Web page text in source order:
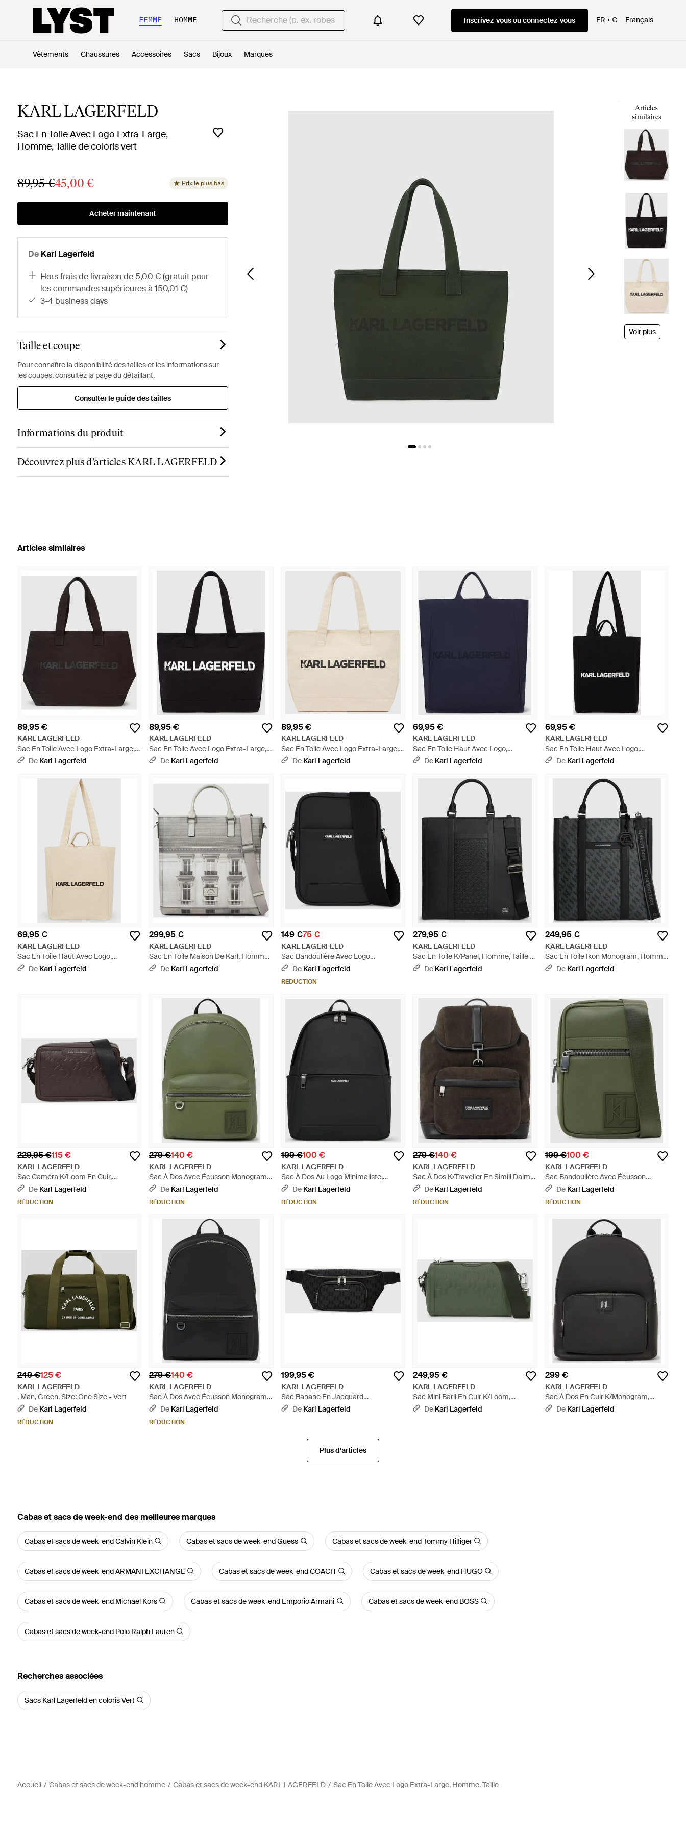
FEMME HOMME Inscrivez-vous ou connectez-vous FR € Français
Vêtements Chaussures Accessoires Sacs Bijoux Marques
KARL LAGERFELD
Sac En Toile Avec Logo Extra-Large,
Homme, Taille de coloris vert
89,95 €45,00 € Prix le plus bas
Acheter maintenant
De Karl Lagerfeld
hors frais de livraison de 5,00 € (gratuit pour
les commandes supérieures à 150,01 €)
3-4 business days
Taille et coupe
Pour connaître la disponibilité des tailles et les informations sur
les coupes, consultez la page du détaillant.
Consulter le guide des tailles
Informations du produit
Découvrez plus d’articles KARL LAGERFELD
Articles
similaires
Voir plus
Articles similaires
89,95 €
KARL LAGERFELD
Sac En Toile Avec Logo Extra-Large,
Homme, Taille - Noir
De Karl Lagerfeld
89,95 €
KARL LAGERFELD
Sac En Toile Avec Logo Extra-Large,
Homme, Taille - Noir
De Karl Lagerfeld
89,95 €
KARL LAGERFELD
Sac En Toile Avec Logo Extra-Large,
Homme, Taille - Blanc
De Karl Lagerfeld
69,95 €
KARL LAGERFELD
Sac En Toile Haut Avec Logo,
Homme, Taille - Bleu
De Karl Lagerfeld
69,95 €
KARL LAGERFELD
Sac En Toile Haut Avec Logo,
Homme, Taille - Noir
De Karl Lagerfeld
69,95 €
KARL LAGERFELD
Sac En Toile Haut Avec Logo,
Homme, Taille - Neutre
De Karl Lagerfeld
299,95 €
KARL LAGERFELD
Sac En Toile Maison De Karl, Homme,
Taille - Gris
De Karl Lagerfeld
149 €75 €
KARL LAGERFELD
Sac Bandoulière Avec Logo
Minimaliste, Homme, Taille - Noir
De Karl Lagerfeld
RÉDUCTION
279,95 €
KARL LAGERFELD
Sac En Toile K/Panel, Homme, Taille -
NoirDe Karl Lagerfeld
249,95 €
KARL LAGERFELD
Sac En Toile Ikon Monogram, Homme,
Taille - Noir
De Karl Lagerfeld
229,95 €115 €
KARL LAGERFELD
Sac Caméra K/Loom En Cuir,
Homme, Taille - Noir
De Karl Lagerfeld
RÉDUCTION
279 €140 €
KARL LAGERFELD
Sac À Dos Avec Écusson Monogram,
Homme, Taille - Vert
De Karl Lagerfeld
RÉDUCTION
199 €100 €
KARL LAGERFELD
Sac À Dos Au Logo Minimaliste,
Homme, Taille - Noir
De Karl Lagerfeld
RÉDUCTION
279 €140 €
KARL LAGERFELD
Sac À Dos K/Traveller En Simili Daim,
Homme, Taille - Noir
De Karl Lagerfeld
RÉDUCTION
199 €100 €
KARL LAGERFELD
Sac Bandoulière Avec Écusson
Monogram, Homme, Taille - Vert
De Karl Lagerfeld
RÉDUCTION
249 €125 €
KARL LAGERFELD
, Man, Green, Size: One Size - Vert
De Karl Lagerfeld
RÉDUCTION
279 €140 €
KARL LAGERFELD
Sac À Dos Avec Écusson Monogram,
Homme, Taille - Noir
De Karl Lagerfeld
RÉDUCTION
199,95 €
KARL LAGERFELD
Sac Banane En Jacquard
K/Monogram, Homme, Taille - Noir
De Karl Lagerfeld
249,95 €
KARL LAGERFELD
Sac Mini Baril En Cuir K/Loom,
Homme, Taille - Vert
De Karl Lagerfeld
299 €
KARL LAGERFELD
Sac À Dos En Cuir K/Monogram,
Homme, Taille - Noir
De Karl Lagerfeld
Plus d’articles
‪Cabas et sacs de week-end‬ des meilleures marques
Cabas et sacs de week-end Calvin Klein Cabas et sacs de week-end Guess Cabas et sacs de week-end Tommy Hilfiger
Cabas et sacs de week-end ARMANI EXCHANGE Cabas et sacs de week-end COACH Cabas et sacs de week-end HUGO
Cabas et sacs de week-end Michael Kors Cabas et sacs de week-end Emporio Armani Cabas et sacs de week-end BOSS
Cabas et sacs de week-end Polo Ralph Lauren
Recherches associées
Sacs Karl Lagerfeld en coloris Vert
Accueil Cabas et sacs de week-end homme Cabas et sacs de week-end KARL LAGERFELD Sac En Toile Avec Logo Extra-Large, Homme, Taille